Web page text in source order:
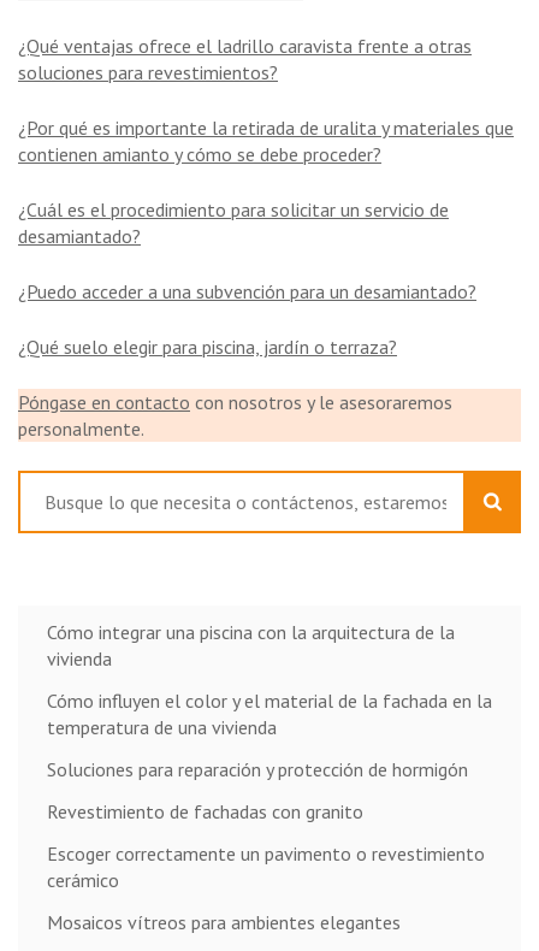
¿Qué ventajas ofrece el ladrillo caravista frente a otras
soluciones para revestimientos?
¿Por qué es importante la retirada de uralita y materiales que
contienen amianto y cómo se debe proceder?
¿Cuál es el procedimiento para solicitar un servicio de
desamiantado?
¿Puedo acceder a una subvención para un desamiantado?
¿Qué suelo elegir para piscina, jardín o terraza?
Póngase en contacto con nosotros y le asesoraremos
personalmente.
Cómo integrar una piscina con la arquitectura de la
vivienda
Cómo influyen el color y el material de la fachada en la
temperatura de una vivienda
Soluciones para reparación y protección de hormigón
Revestimiento de fachadas con granito
Escoger correctamente un pavimento o revestimiento
cerámico
Mosaicos vítreos para ambientes elegantes